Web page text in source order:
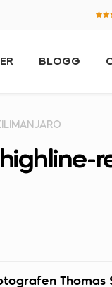
BLOGG
Thomas